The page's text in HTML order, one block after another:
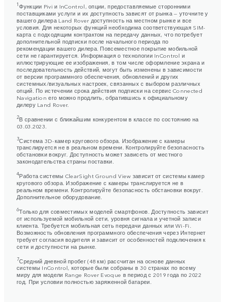
1Функции Pivi и InControl, опции, предоставляемые сторонними
поставщиками услуги и их доступность зависят от рынка — уточните у
вашего дилера Land Rover доступность на местном рынке и все
условия. Для некоторых функций необходима соответствующая SIM-
карта с подходящим контрактом на передачу данных, что потребует
дополнительной подписки после начального периода по
рекомендации вашего дилера. Повсеместное покрытие мобильной
сети не гарантируется. Информация о технологии InControl и
иллюстрирующие ее изображения, в том числе оформление экрана и
последовательность действий, могут быть изменены в зависимости
от версии программного обеспечения, обновлений и других
системных/визуальных настроек, связанных с выбором различных
опций. По истечении срока действия подписки на сервис Connected
Navigation его можно продлить, обратившись к официальному
дилеру Land Rover.
2В сравнении с ближайшим конкурентом в классе по состоянию на
03.03.2023.
3Система 3D-камер кругового обзора. Изображение с камеры
транслируется не в реальном времени. Контролируйте безопасность
обстановки вокруг. Доступность может зависеть от местного
законодательства страны поставки.
4Работа системы ClearSight Ground View зависит от системы камер
кругового обзора. Изображение с камеры транслируется не в
реальном времени. Контролируйте безопасность обстановки вокруг.
Дополнительное оборудование.
6Только для совместимых моделей смартфонов. Доступность зависит
от используемой мобильной сети, уровня сигнала и учетной записи
клиента. Требуется мобильная сеть передачи данных или Wi-Fi.
Возможность обновления программного обеспечения через Интернет
требует согласия водителя и зависит от особенностей подключения к
сети и доступности на рынке.
7Средний дневной пробег (48 км) рассчитан на основе данных
системы InControl, которые были собраны в 30 странах по всему
миру для модели Range Rover Evoque в период с 2019 года по 2022
год. При условии полностью заряженной батареи.